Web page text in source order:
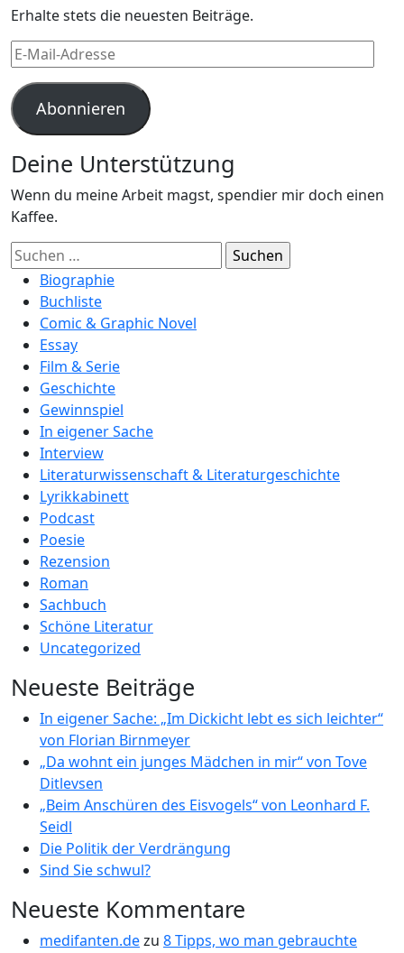
Erhalte stets die neuesten Beiträge.
E-
Mail-
Adresse
Abonnieren
Deine Unterstützung
Wenn du meine Arbeit magst, spendier mir doch einen
Kaffee.
Suchen
nach:Biographie
Buchliste
Comic & Graphic Novel
Essay
Film & Serie
Geschichte
Gewinnspiel
In eigener Sache
Interview
Literaturwissenschaft & Literaturgeschichte
Lyrikkabinett
Podcast
Poesie
Rezension
Roman
Sachbuch
Schöne Literatur
Uncategorized
Neueste Beiträge
In eigener Sache: „Im Dickicht lebt es sich leichter“
von Florian Birnmeyer
„Da wohnt ein junges Mädchen in mir“ von Tove
Ditlevsen
„Beim Anschüren des Eisvogels“ von Leonhard F.
Seidl
Die Politik der Verdrängung
Sind Sie schwul?
Neueste Kommentare
medifanten.dezu 8 Tipps, wo man gebrauchte